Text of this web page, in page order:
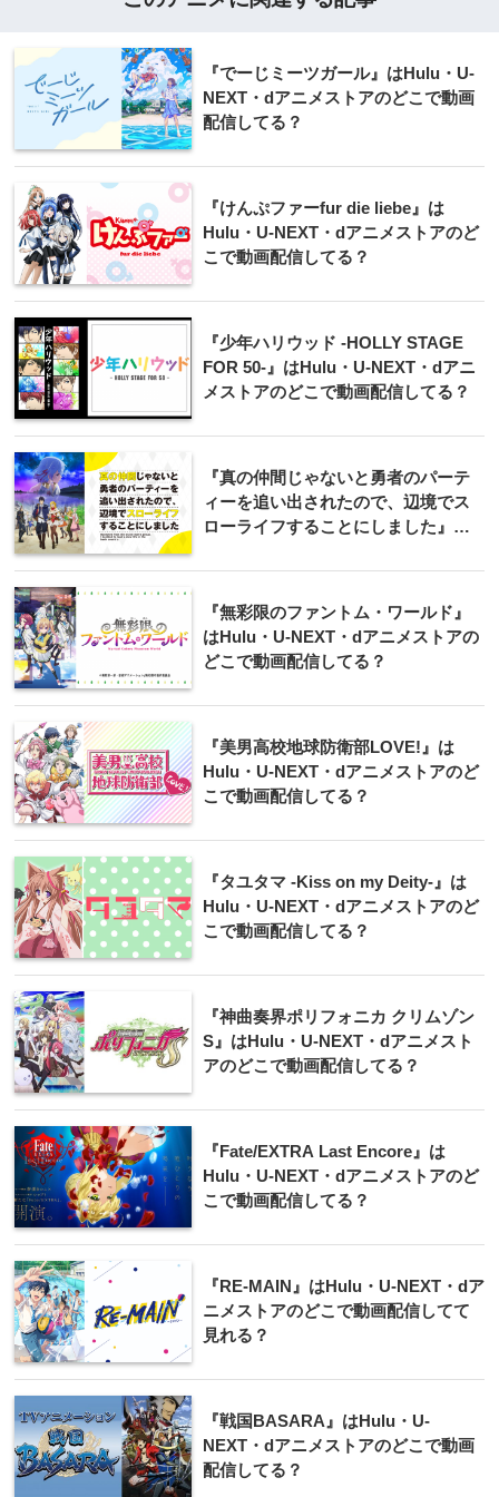
『でーじミーツガール』はHulu・U-
NEXT・dアニメストアのどこで動画
配信してる？
『けんぷファーfur die liebe』は
Hulu・U-NEXT・dアニメストアのど
こで動画配信してる？
『少年ハリウッド -HOLLY STAGE
FOR 50-』はHulu・U-NEXT・dアニ
メストアのどこで動画配信してる？
『真の仲間じゃないと勇者のパーテ
ィーを追い出されたので、辺境でス
ローライフすることにしました』は
こで動画配信してる？
『無彩限のファントム・ワールド』
はHulu・U-NEXT・dアニメストアの
どこで動画配信してる？
『美男高校地球防衛部LOVE!』は
Hulu・U-NEXT・dアニメストアのど
こで動画配信してる？
『タユタマ -Kiss on my Deity-』は
Hulu・U-NEXT・dアニメストアのど
こで動画配信してる？
『神曲奏界ポリフォニカ クリムゾン
S』はHulu・U-NEXT・dアニメスト
アのどこで動画配信してる？
『Fate/EXTRA Last Encore』は
Hulu・U-NEXT・dアニメストアのど
こで動画配信してる？
『RE-MAIN』はHulu・U-NEXT・dア
ニメストアのどこで動画配信してて
見れる？
『戦国BASARA』はHulu・U-
NEXT・dアニメストアのどこで動画
配信してる？